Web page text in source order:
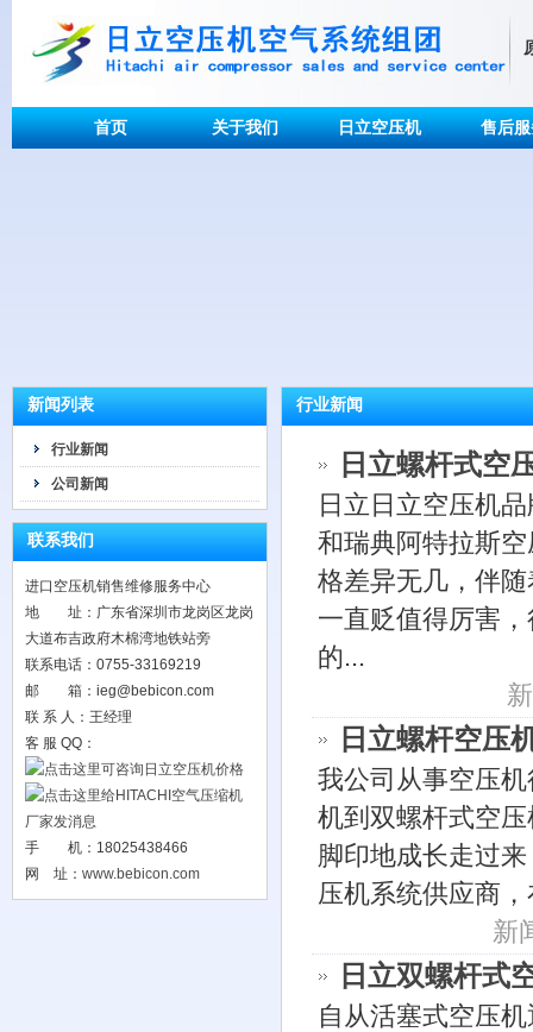
首页 关于我们 日立空压机 售后服
新闻列表
行业新闻
公司新闻
联系我们
进口空压机销售维修服务中心
地 址：广东省深圳市龙岗区龙岗
大道布吉政府木棉湾地铁站旁
联系电话：0755-33169219
邮 箱：ieg@bebicon.com
联 系 人：王经理
客 服 QQ：
手 机：18025438466
网 址： www.bebicon.com
行业新闻
日立螺杆式空
日立日立空压机
和瑞典阿特拉斯
格差异无几，伴
一直贬值得厉害
的...
日立螺杆空压
我公司从事空压
机到双螺杆式空
脚印地成长走过
压机系统供应商
新
日立双螺杆式
自从活塞式空压